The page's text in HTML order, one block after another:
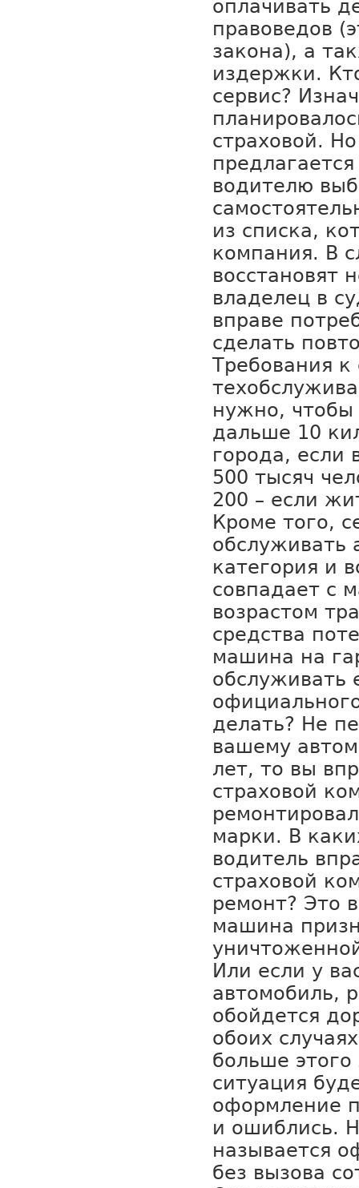
оплачивать
правоведов
закона), а
издержки.
сервис?
страховой.
водителю
из списка,
компания. В
восстановят
владелец в
вправе
сделать
Требования к
нужно, чтобы
дальше 10
города, если
500 тысяч
200 – если
Кроме того,
обслуживать
категория и
совпадает с
возрастом
средства
машина на
обслуживать
делать? Не
вашему
лет, то вы
страховой
марки. В
водитель
страховой
ремонт? Это
машина
Или если у
автомобиль,
обойдется
обоих
больше
ситуация
оформление
и ошиблись.
называется
без вызова